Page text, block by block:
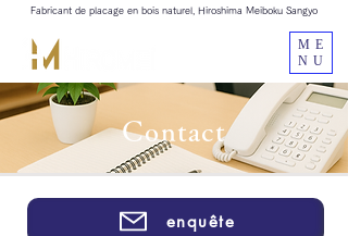
ME
NU
Fabricant de placage en bois naturel, Hiroshima Meiboku Sangyo
Contact
enquête